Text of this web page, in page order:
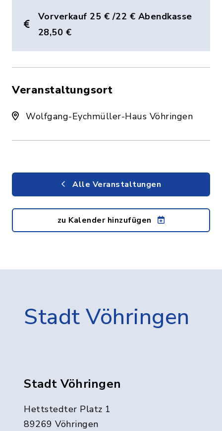
Vorverkauf 25 € /22 € Abendkasse
28,50 €
Veranstaltungsort
Wolfgang-Eychmüller-Haus Vöhringen
Alle Veranstaltungen
zu Kalender hinzufügen
Stadt Vöhringen
Stadt Vöhringen
Hettstedter Platz 1
89269 Vöhringen